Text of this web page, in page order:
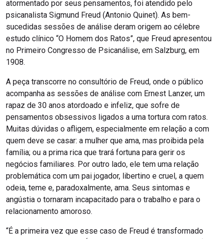
atormentado por seus pensamentos, foi atendido pelo
psicanalista Sigmund Freud (Antonio Quinet). As bem-
sucedidas sessões de análise deram origem ao célebre
estudo clínico “O Homem dos Ratos”, que Freud apresentou
no Primeiro Congresso de Psicanálise, em Salzburg, em
1908.
A peça transcorre no consultório de Freud, onde o público
acompanha as sessões de análise com Ernest Lanzer, um
rapaz de 30 anos atordoado e infeliz, que sofre de
pensamentos obsessivos ligados a uma tortura com ratos.
Muitas dúvidas o afligem, especialmente em relação a com
quem deve se casar: a mulher que ama, mas proibida pela
família; ou a prima rica que trará fortuna para gerir os
negócios familiares. Por outro lado, ele tem uma relação
problemática com um pai jogador, libertino e cruel, a quem
odeia, teme e, paradoxalmente, ama. Seus sintomas e
angústia o tornaram incapacitado para o trabalho e para o
relacionamento amoroso.
“É a primeira vez que esse caso de Freud é transformado